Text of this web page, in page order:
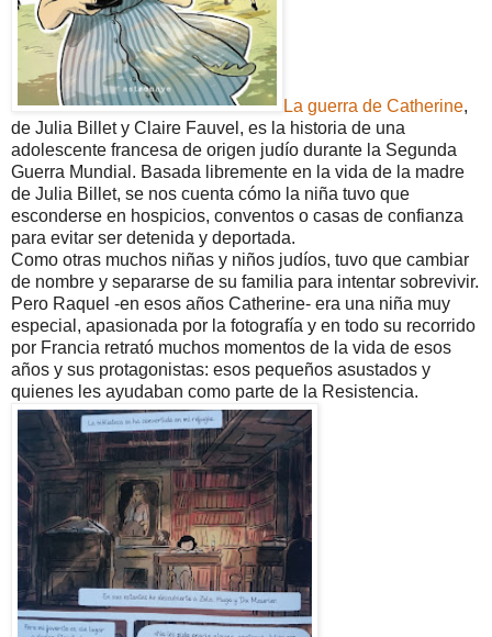
La guerra de Catherine,
de Julia Billet y Claire Fauvel, es la historia de una
adolescente francesa de origen judío durante la Segunda
Guerra Mundial. Basada libremente en la vida de la madre
de Julia Billet, se nos cuenta cómo la niña tuvo que
esconderse en hospicios, conventos o casas de confianza
para evitar ser detenida y deportada.
Como otras muchos niñas y niños judíos, tuvo que cambiar
de nombre y separarse de su familia para intentar sobrevivir.
Pero Raquel -en esos años Catherine- era una niña muy
especial, apasionada por la fotografía y en todo su recorrido
por Francia retrató muchos momentos de la vida de esos
años y sus protagonistas: esos pequeños asustados y
quienes les ayudaban como parte de la Resistencia.